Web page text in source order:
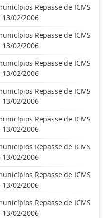
Repasse de ICMS
13/02/2006
Repasse de ICMS
13/02/2006
Repasse de ICMS
13/02/2006
Repasse de ICMS
13/02/2006
Repasse de ICMS
13/02/2006
Repasse de ICMS
13/02/2006
Repasse de ICMS
13/02/2006
Repasse de ICMS
13/02/2006